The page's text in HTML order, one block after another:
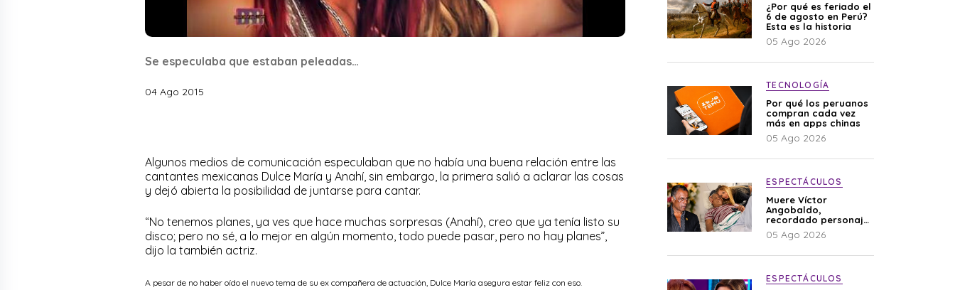
Se especulaba que estaban peleadas…
04 Ago 2015
Algunos medios de comunicación especulaban que no había una buena relación entre las
cantantes mexicanas Dulce María y Anahí, sin embargo, la primera salió a aclarar las cosas
y dejó abierta la posibilidad de juntarse para cantar.
“No tenemos planes, ya ves que hace muchas sorpresas (Anahí), creo que ya tenía listo su
disco; pero no sé, a lo mejor en algún momento, todo puede pasar, pero no hay planes”,
dijo la también actriz.
A pesar de no haber oído el nuevo tema de su ex compañera de actuación, Dulce María asegura estar feliz con eso.
¿Por qué es feriado el
6 de agosto en Perú?
Esta es la historia
05 Ago 2026
TECNOLOGÍA
Por qué los peruanos
compran cada vez
más en apps chinas
05 Ago 2026
ESPECTÁCULOS
Muere Víctor
Angobaldo,
recordado personaje
de la farándula y
expareja de Shirley
05 Ago 2026
ESPECTÁCULOS